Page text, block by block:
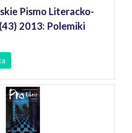
Pismo Literacko-
2013: Polemiki